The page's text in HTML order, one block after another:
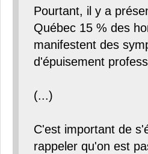
Pourtant, il y a
Québec 15 % des
manifestent des
d'épuisement
(...)
C'est important de
rappeler qu'on est